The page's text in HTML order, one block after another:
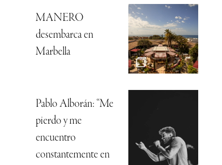
MANERO
desembarca en
Marbella
Pablo Alborán: “Me
pierdo y me
encuentro
constantemente en